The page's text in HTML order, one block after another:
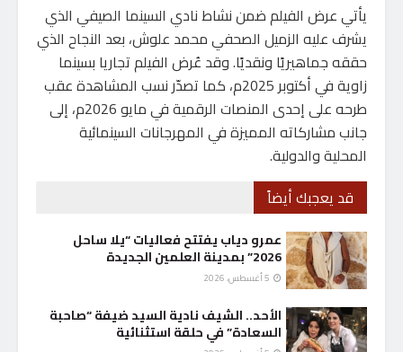
يأتي عرض الفيلم ضمن نشاط نادي السينما الصيفي الذي
يشرف عليه الزميل الصحفي محمد علوش، بعد النجاح الذي
حققه جماهيريًا ونقديًا. وقد عُرض الفيلم تجاريا بسينما
زاوية في أكتوبر 2025م، كما تصدّر نسب المشاهدة عقب
طرحه على إحدى المنصات الرقمية في مايو 2026م، إلى
جانب مشاركاته المميزة في المهرجانات السينمائية
المحلية والدولية.
قد يعجبك أيضاً
عمرو دياب يفتتح فعاليات “يلا ساحل
2026” بمدينة العلمين الجديدة
الأحد.. الشيف نادية السيد ضيفة “صاحبة
السعادة” في حلقة استثنائية